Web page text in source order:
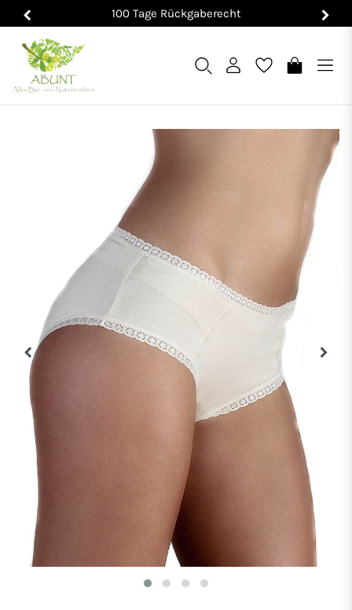
100 Tage Rückgaberecht